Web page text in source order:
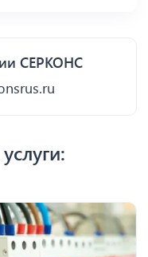
СЕРКОНС